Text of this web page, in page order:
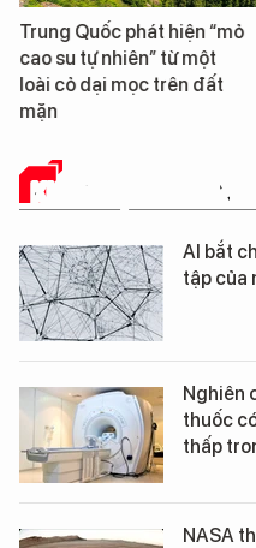
Trung Quốc phát hiện “mỏ
cao su tự nhiên” từ một
loài cỏ dại mọc trên đất
mặn
KHOA HỌC THƯỜNG
AI bắt
tập của
Nghiên
thuốc
thấp
NASA